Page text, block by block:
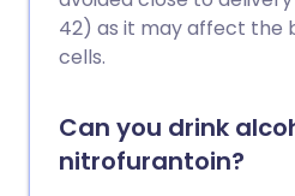
42) as it may affect the
cells.
Can you drink
nitrofurantoin?